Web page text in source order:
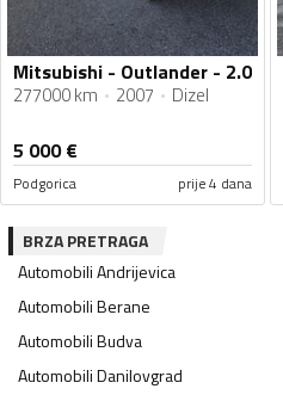
Mitsubishi - Outlander - 2.0
277000 km 2007 Dizel
5 000€
Podgorica prije 4 dana
BRZA PRETRAGA
AutomobiliAndrijevica
AutomobiliBerane
AutomobiliBudva
AutomobiliDanilovgrad